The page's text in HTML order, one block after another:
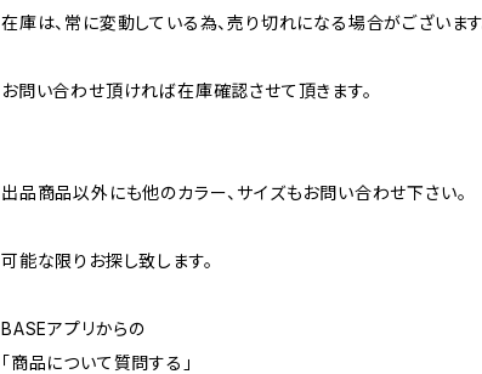
在庫は、常に変動している為、売り切れになる場合がございます
お問い合わせ頂ければ在庫確認させて頂きます。
出品商品以外にも他のカラー、サイズもお問い合わせ下さい。
可能な限りお探し致します。
BASEアプリからの
「商品について質問する」